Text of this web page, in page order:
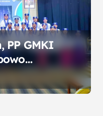
PP GMKI
Atas
dan